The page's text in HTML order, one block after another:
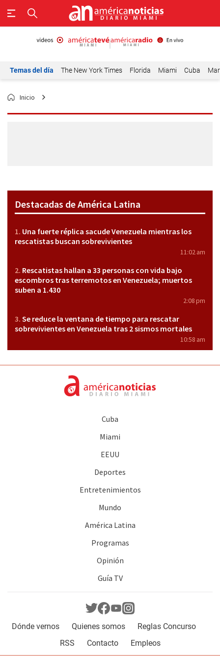
Temas del día The New York Times Florida Miami Cuba
Inicio
Destacadas de América Latina
Una fuerte réplica sacude Venezuela mientras los
rescatistas buscan sobrevivientes
11:02 am
Rescatistas hallan a 33 personas con vida bajo
escombros tras terremotos en Venezuela; muertos
suben a 1.430
2:08 pm
Se reduce la ventana de tiempo para rescatar
sobrevivientes en Venezuela tras 2 sismos mortales
10:58 am
Cuba
Miami
EEUU
Deportes
Entretenimientos
Mundo
América Latina
Programas
Opinión
Guía TV
Dónde vernos Quienes somos
Reglas Concurso
RSS
Contacto Empleos